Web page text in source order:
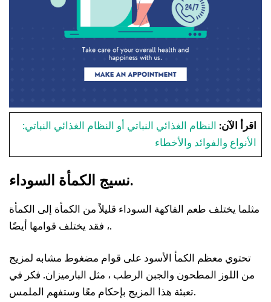
اقرأ الآن:
النظام الغذائي النباتي أو النظام الغذائي النباتي:
الأنواع والفوائد والأخطاء
نسيج الكمأة السوداء.
مثلما يختلف طعم الفاكهة السوداء قليلاً من الكمأة إلى الكمأة
، فقد يختلف قوامها أيضًا.
تحتوي معظم الكمأ الأسود على قوام مضغوط مشابه لمزيج
من اللوز المطحون والجبن الرطب ، مثل البارميزان. فكر في
تعبئة هذا المزيج بإحكام معًا وستفهم الملمس.